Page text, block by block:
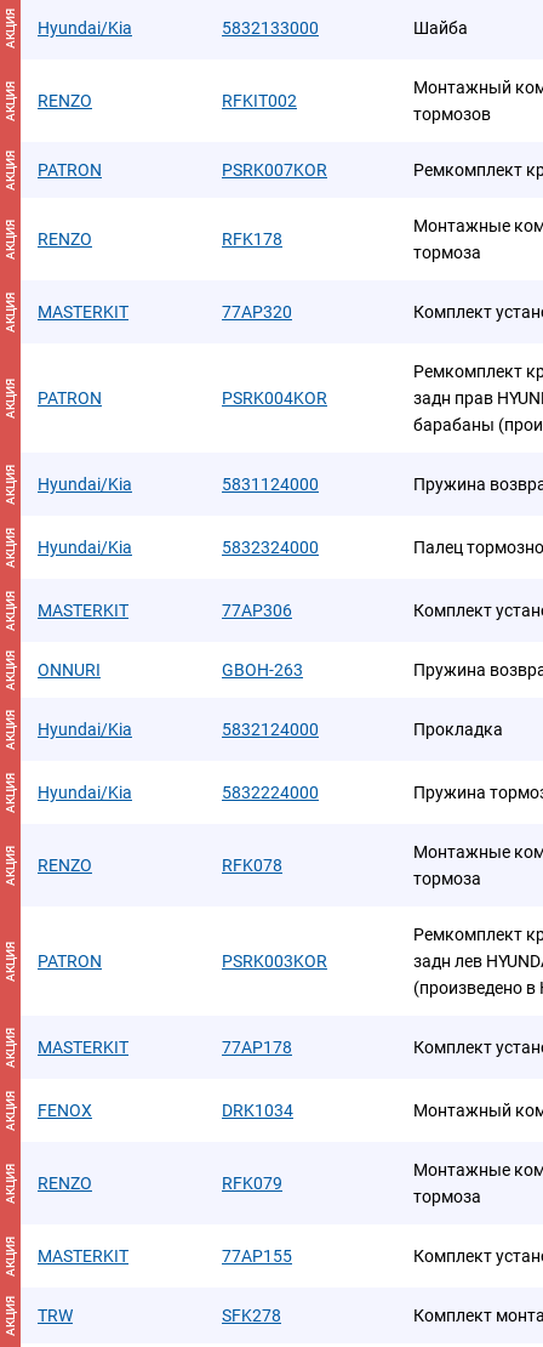
АКЦИЯ Hyundai/Kia 5832133000 Шайба
АКЦИЯ RENZO RFKIT002
Монтажный
тормозов
АКЦИЯ PATRON PSRK007KOR Ремкомплект
АКЦИЯ RENZO RFK178
Монтажные
тормоза
АКЦИЯ MASTERKIT 77AP320 Комплект
АКЦИЯ PATRON PSRK004KOR
Ремкомплект
задн прав
барабаны
АКЦИЯ Hyundai/Kia 5831124000 Пружина
АКЦИЯ Hyundai/Kia 5832324000 Палец
АКЦИЯ MASTERKIT 77AP306 Комплект
АКЦИЯ ONNURI GBOH-263 Пружина
АКЦИЯ Hyundai/Kia 5832124000 Прокладка
АКЦИЯ Hyundai/Kia 5832224000 Пружина
АКЦИЯ RENZO RFK078
Монтажные
тормоза
АКЦИЯ PATRON PSRK003KOR
Ремкомплект
задн лев
(произведено в
АКЦИЯ MASTERKIT 77AP178 Комплект
АКЦИЯ FENOX DRK1034 Монтажный
АКЦИЯ RENZO RFK079
Монтажные
тормоза
АКЦИЯ MASTERKIT 77AP155 Комплект
АКЦИЯ TRW SFK278 Комплект